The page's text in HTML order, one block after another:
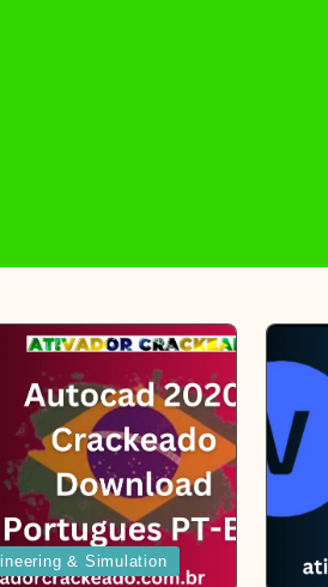
& Simulation